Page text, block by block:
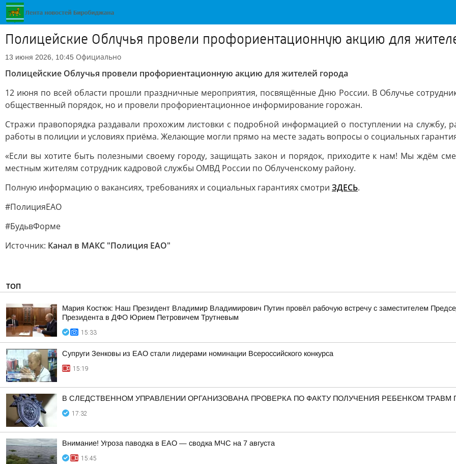
Полицейские Облучья провели профориентационную акцию для
13 июня 2026, 10:45 Официально
Полицейские Облучья провели профориентационную акцию для жителей города
12 июня по всей области прошли праздничные мероприятия, посвящённые Дню России. В Облучье
общественный порядок, но и провели профориентационное информирование горожан.
Стражи правопорядка раздавали прохожим листовки с подробной информацией о поступлении на службу,
работы в полиции и условиях приёма. Желающие могли прямо на месте задать вопросы о социальных
«Если вы хотите быть полезными своему городу, защищать закон и порядок, приходите к нам! Мы ждём
местным жителям сотрудник кадровой службы ОМВД России по Облученскому району.
Полную информацию о вакансиях, требованиях и социальных гарантиях смотри ЗДЕСЬ.
#ПолицияЕАО
#БудьвФорме
Источник: Канал в МАКС "Полиция ЕАО"
ТОП
Мария Костюк: Наш Президент Владимир Владимирович Путин провёл рабочую встречу с заместителем
Президента в ДФО Юрием Петровичем Трутневым
15:33
Супруги Зенковы из ЕАО стали лидерами номинации Всероссийского конкурса
15:19
В СЛЕДСТВЕННОМ УПРАВЛЕНИИ ОРГАНИЗОВАНА ПРОВЕРКА ПО ФАКТУ ПОЛУЧЕНИЯ РЕБЕНКОМ ТРАВМ
17:32
Внимание! Угроза паводка в ЕАО — сводка МЧС на 7 августа
15:45